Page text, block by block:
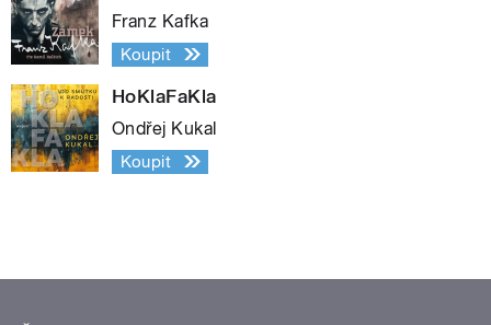
Franz Kafka
Koupit
HoKlaFaKla
Ondřej Kukal
Koupit